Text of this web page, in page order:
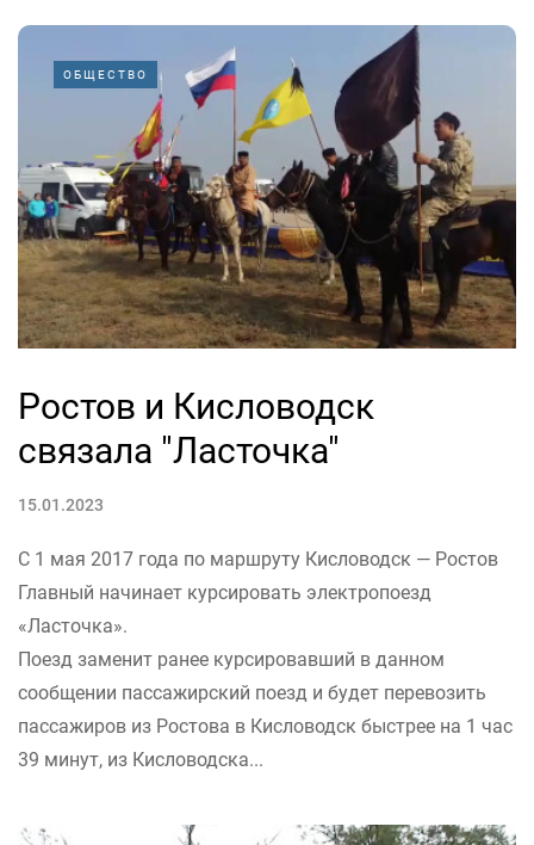
ОБЩЕСТВО
Ростов и Кисловодск
связала "Ласточка"
15.01.2023
С 1 мая 2017 года по маршруту Кисловодск — Ростов
Главный начинает курсировать электропоезд
«Ласточка».
Поезд заменит ранее курсировавший в данном
сообщении пассажирский поезд и будет перевозить
пассажиров из Ростова в Кисловодск быстрее на 1 час
39 минут, из Кисловодска...